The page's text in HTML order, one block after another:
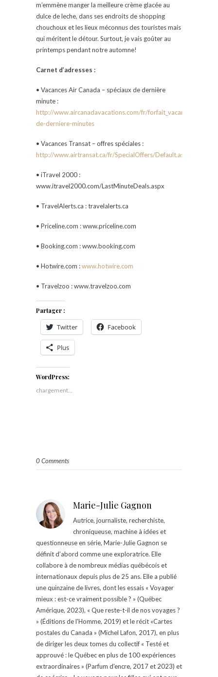
m’emmène manger la meilleure crème glacée au
dulce de leche, dans ses endroits de shopping
chouchoux et les lieux méconnus des touristes mais
qui méritent le détour. Surtout, je vais goûter au
printemps pendant notre automne!
Carnet d’adresses :
• Vacances Air Canada – spéciaux de dernière
minute :
http://www.aircanadavacations.com/fr/forfait_vacances/
de-derniere-minutes
• Vacances Transat – offres spéciales :
http://www.airtransat.ca/fr/SpecialOffers/Default.aspx
• iTravel 2000 :
www.itravel2000.com/LastMinuteDeals.aspx
• TravelAlerts.ca : travelalerts.ca
• Priceline.com : www.priceline.com
• Booking.com : www.booking.com
• Hotwire.com :www.hotwire.com
• Travelzoo : www.travelzoo.com
Partager :
Twitter Facebook
Plus
WordPress:
chargement…
0 Comments
Marie-Julie Gagnon
Autrice, journaliste, recherchiste,
chroniqueuse, machine à idées et
questionneuse en série, Marie-Julie Gagnon se
définit d’abord comme une exploratrice. Elle
collabore à de nombreux médias québécois et
internationaux depuis plus de 25 ans. Elle a publié
une quinzaine de livres, dont les essais « Voyager
mieux : est-ce vraiment possible ? » (Québec
Amérique, 2023), « Que reste-t-il de nos voyages ?
» (Éditions de l'Homme, 2019) et le récit «Cartes
postales du Canada » (Michel Lafon, 2017), en plus
de diriger les deux tomes du collectif « Testé et
approuvé : le Québec en plus de 100 expériences
extraordinaires » (Parfum d'encre, 2017 et 2023) et